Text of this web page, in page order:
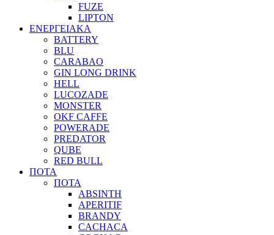
FUZE
LIPTON
ΕΝΕΡΓΕΙΑΚΑ
BATTERY
BLU
CARABAO
GIN LONG DRINK
HELL
LUCOZADE
MONSTER
OKF CAFFE
POWERADE
PREDATOR
QUBE
RED BULL
ΠΟΤΑ
ΠΟΤΑ
ABSINTH
APERITIF
BRANDY
CACHACA